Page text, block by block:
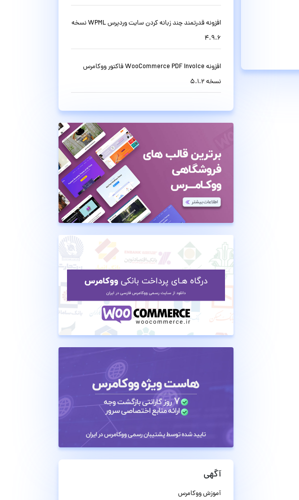
افزونه قدرتمند چند زبانه کردن سایت وردپرس WPML نسخه
4.9.6
افزونه WooCommerce PDF Invoice فاکتور ووکامرس
نسخه 5.1.2
آگهی
آموزش ووکامرس